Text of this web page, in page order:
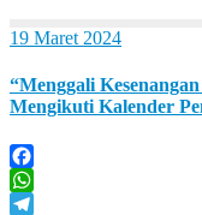
19 Maret 2024
“Menggali
Mengikuti Kalender
Facebook
WhatsApp